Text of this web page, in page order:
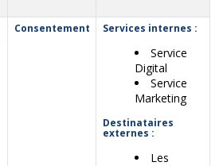
Consentement Services internes :
Service
Digital
Service
Marketing
Destinataires
externes :
Les